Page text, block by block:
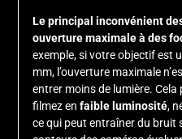
Le principal inconvénient
ouverture maximale à des
exemple, si votre objectif est
mm, l’ouverture maximale
entrer moins de lumière.
filmez en faible luminosité,
ce qui peut entraîner du bruit